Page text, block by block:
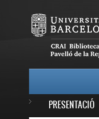
PRESENTACIÓ